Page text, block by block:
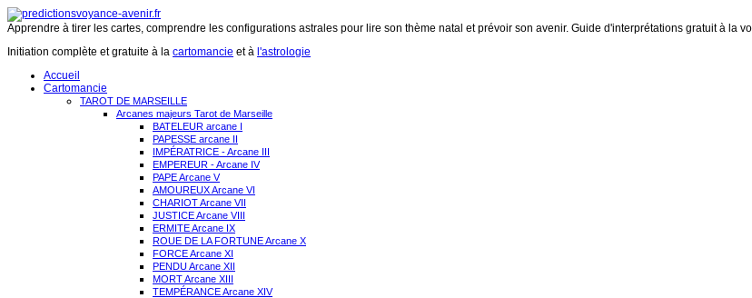
Apprendre à tirer les cartes, comprendre les configurations astrales pour lire son thème natal et prévoir son avenir. Guide d'interprétations gratuit à la
Initiation complète et gratuite à la cartomancie et à l'astrologie
Accueil
Cartomancie
TAROT DE MARSEILLE
Arcanes majeurs Tarot de Marseille
BATELEUR arcane I
PAPESSE arcane II
IMPÉRATRICE - Arcane III
EMPEREUR - Arcane IV
PAPE Arcane V
AMOUREUX Arcane VI
CHARIOT Arcane VII
JUSTICE Arcane VIII
ERMITE Arcane IX
ROUE DE LA FORTUNE Arcane X
FORCE Arcane XI
PENDU Arcane XII
MORT Arcane XIII
TEMPÉRANCE Arcane XIV